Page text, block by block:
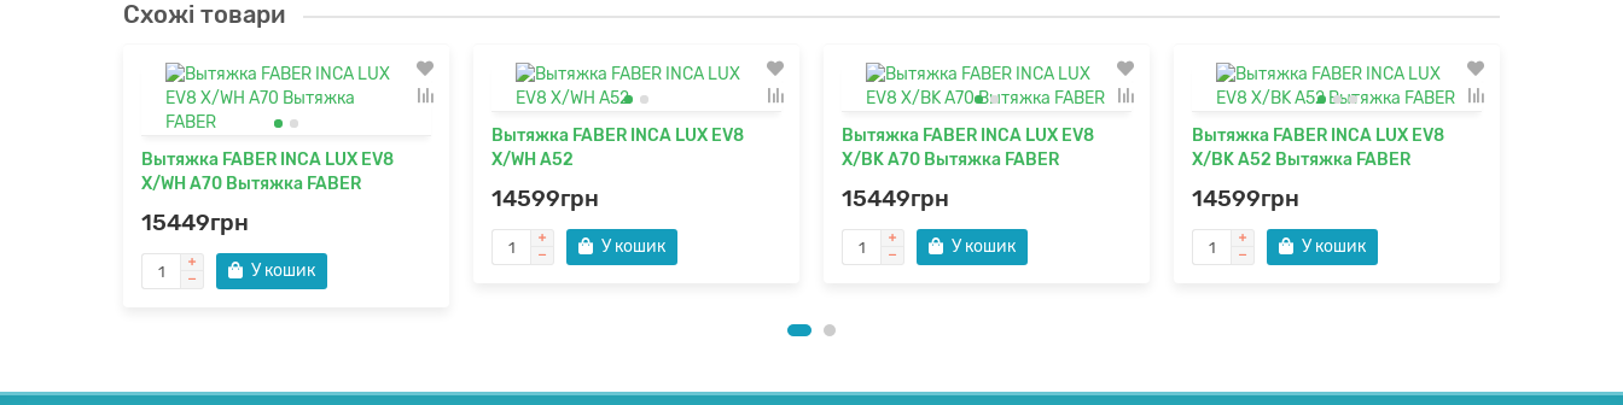
Схожі товари
Вытяжка FABER INCA LUX EV8
X/WH A70 Вытяжка FABER
15449грн
У кошик
Вытяжка FABER INCA LUX EV8
X/WH A52
14599грн
У кошик
Вытяжка FABER INCA LUX EV8
X/BK A70 Вытяжка FABER
15449грн
У кошик
Вытяжка FABER INCA LUX EV8
X/BK A52 Вытяжка FABER
14599грн
У кошик